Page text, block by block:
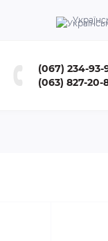
(067) 234-93-
(063) 827-20-